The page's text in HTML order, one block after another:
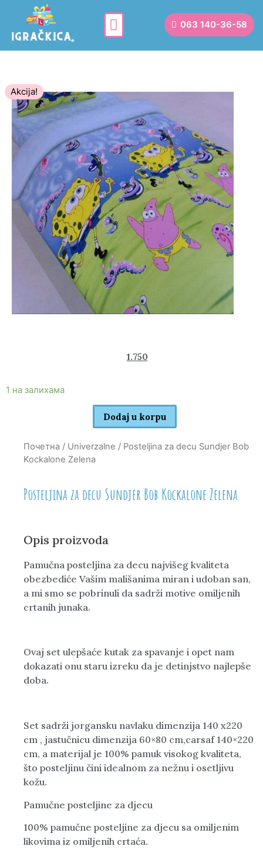
063 140-36-58
Akcija!
1.750
1 на залихама
Dodaj u korpu
Почетна / Univerzalne / Posteljina za decu Sundjer Bob
Kockalone Zelena
Posteljina za decu Sundjer Bob Kockalone Zelena
Opis proizvoda
Pamučna posteljina za decu najvišeg kvaliteta
obezbediće Vašim mališanima miran i udoban san,
a mi smo se pobrinuli da sadrži motive omiljenih
crtanih junaka.
Ovaj set ulepšaće kutak za spavanje i opet nam
dokazati onu staru izreku da je detinjstvo najlepše
doba.
Set sadrži jorgansku navlaku dimenzija 140 x220
cm , jastučnicu dimenzija 60×80 cm,carsaf 140×220
cm, a materijal je 100% pamuk visokog kvaliteta,
što posteljinu čini idealnom za nežnu i osetljivu
kožu.
Pamučne posteljine za djecu
100% pamučne posteljine za djecu sa omiljenim
likovima iz omiljenih crtaća.